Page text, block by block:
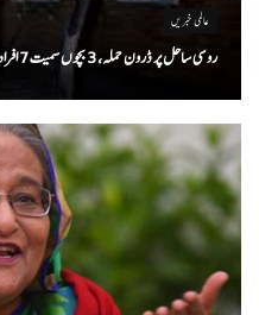
عالمی خبریں
روسی ساحل پر ڈرون حملہ، 3 بچوں سمیت 7 افراد ہلاک